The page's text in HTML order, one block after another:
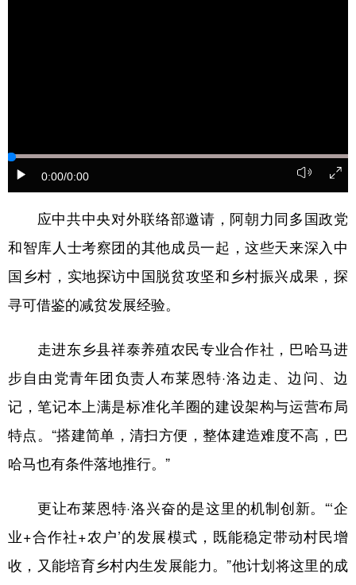
0:00/0:00
应中共中央对外联络部邀请，阿朝力同多国政党
和智库人士考察团的其他成员一起，这些天来深入中
国乡村，实地探访中国脱贫攻坚和乡村振兴成果，探
寻可借鉴的减贫发展经验。
走进东乡县祥泰养殖农民专业合作社，巴哈马进
步自由党青年团负责人布莱恩特·洛边走、边问、边
记，笔记本上满是标准化羊圈的建设架构与运营布局
特点。“搭建简单，清扫方便，整体建造难度不高，巴
哈马也有条件落地推行。”
更让布莱恩特·洛兴奋的是这里的机制创新。“‘企
业+合作社+农户’的发展模式，既能稳定带动村民增
收，又能培育乡村内生发展能力。”他计划将这里的成